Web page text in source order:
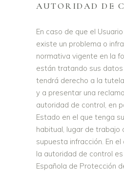
AUTORIDAD DE
En caso de que el
existe un problema o
normativa vigente en la
están tratando sus datos
tendrá derecho a la
y a presentar una
autoridad de control, en
Estado en el que tenga
habitual, lugar de trabajo
supuesta infracción. En el
la autoridad de control
Española de Protección